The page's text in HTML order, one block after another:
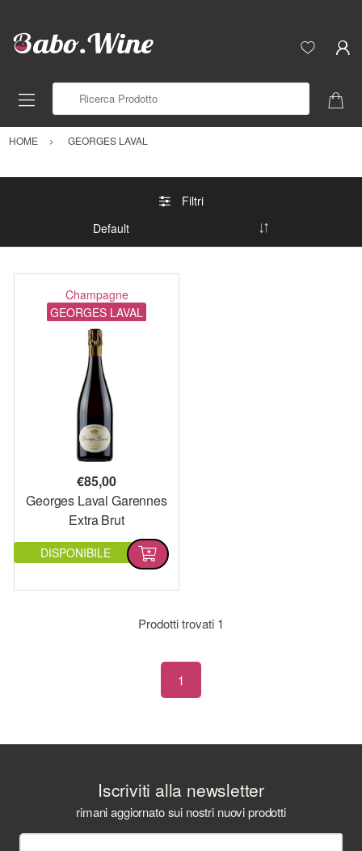
HOME GEORGES LAVAL
Filtri
Champagne
GEORGES LAVAL
€85,00
Georges Laval Garennes
Extra Brut
DISPONIBILE
Prodotti trovati 1
1
Iscriviti alla newsletter
rimani aggiornato sui nostri nuovi prodotti